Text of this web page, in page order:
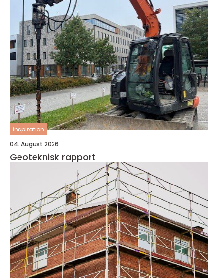
inspiration
04. August 2026
Geoteknisk rapport